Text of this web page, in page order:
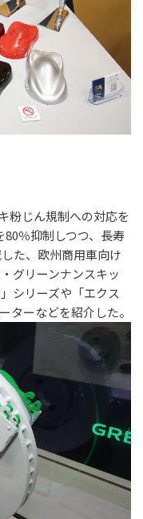
粉じん規制への対応を
80％抑制しつつ、長寿
た、欧州商用車向け
グリーンナンスキッ
シリーズや「エクス
ターなどを紹介した。